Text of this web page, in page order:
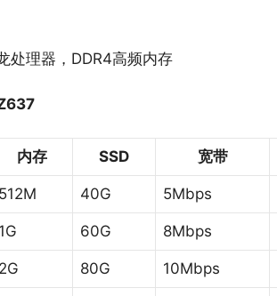
处理器，DDR4高频内存
内存 SSD 宽带
512M 40G 5Mbps
1G 60G 8Mbps
2G 80G 10Mbps